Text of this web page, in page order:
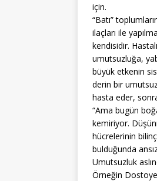
için.
“Batı”
ilaçları ile
kendisidir.
umutsuzluğa,
büyük etkenin
derin bir
hasta eder,
“Ama bugün
kemiriyor.
hücrelerinin
bulduğunda
Umutsuzluk
Örneğin